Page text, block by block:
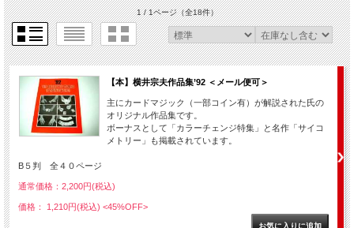
1 / 1ページ（全18件）
【本】横井宗夫作品集’92 ＜メール便可＞
主にカードマジック（一部コイン有）が解説された氏の
オリジナル作品集です。
ボーナスとして「カラーチェンジ特集」と名作「サイコ
メトリー」も掲載されています。
B５判 全４０ページ
通常価格：2,200円(税込)
価格： 1,210円(税込) <45%OFF>